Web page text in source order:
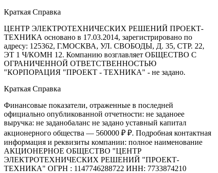
Краткая Справка
ЦЕНТР ЭЛЕКТРОТЕХНИЧЕСКИХ РЕШЕНИЙ ПРОЕКТ-
ТЕХНИКА основано в 17.03.2014, зарегистрировано по
адресу: 125362, Г.МОСКВА, УЛ. СВОБОДЫ, Д. 35, СТР. 22,
ЭТ 1 Ч/КОМН 12. Компанию возглавляет ОБЩЕСТВО С
ОГРАНИЧЕННОЙ ОТВЕТСТВЕННОСТЬЮ
"КОРПОРАЦИЯ "ПРОЕКТ - ТЕХНИКА" - не задано.
Краткая Справка
Финансовые показатели, отраженные в последней
официально опубликованной отчетности: не заданоее
выручка: не заданобаланс не задано уставный капитал
акционерного общества — 560000 ₽ ₽. Подробная контактная
информация и реквизиты компании: полное наименование
АКЦИОНЕРНОЕ ОБЩЕСТВО "ЦЕНТР
ЭЛЕКТРОТЕХНИЧЕСКИХ РЕШЕНИЙ "ПРОЕКТ-
ТЕХНИКА" ОГРН : 1147746288722 ИНН: 7733874210